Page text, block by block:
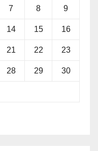
7 8 9
14 15 16
21 22 23
28 29 30